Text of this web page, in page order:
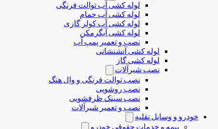
لوله کشی آب توالت فرنگی
لوله کشی آب حمام
لوله کشی آب کولر گازی
لوله کشی آبگرمکن
نصب و تعمیر پمپ آب
لوله کشی آتشنشانی
لوله کشی گاز
نصب شیرآلات
نصب توالت فرنگی و وال هنگ
نصب روشویی
نصب سینک ظرفشویی
نصب و تعمیر شیرآلات
خودرو و وسایل نقلیه
بیمه و خدمات حقوقی خودرو